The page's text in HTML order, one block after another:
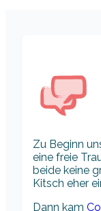
Zu Beginn
eine freie
beide keine
Kitsch eher
Dann kam